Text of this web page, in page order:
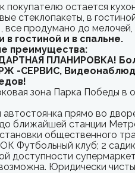
покупателю остается
стеклопакеты, в
все продумано до
в гостиной и в спальне.
преимущества:
ПЛАНИРОВКА!
-СЕРВИС,
зона Парка Победы в
автостоянка прямо во
ближайшей станции
общественного
Футбольный клуб; 2
доступности
Юридически